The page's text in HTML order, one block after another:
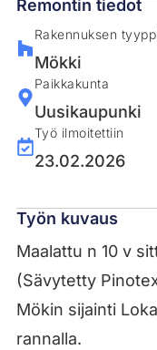
Remontin tiedot
Rakennuksen
Mökki
Paikkakunta
Uusikaupunki
Työ ilmoitettiin
23.02.2026
Työn kuvaus
Maalattu n 10 v
(Sävytetty
Mökin sijainti
rannalla.